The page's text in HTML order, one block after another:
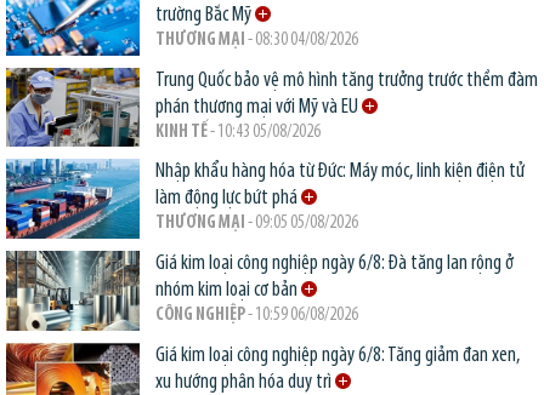
trường Bắc Mỹ
THƯƠNG MẠI - 08:30 04/08/2026
Trung Quốc bảo vệ mô hình tăng trưởng trước thềm đàm
phán thương mại với Mỹ và EU
KINH TẾ- 10:43 05/08/2026
Nhập khẩu hàng hóa từ Đức: Máy móc, linh kiện điện tử
làm động lực bứt phá
THƯƠNG MẠI - 09:05 05/08/2026
Giá kim loại công nghiệp ngày 6/8: Đà tăng lan rộng ở
nhóm kim loại cơ bản
CÔNG NGHIỆP- 10:59 06/08/2026
Giá kim loại công nghiệp ngày 6/8: Tăng giảm đan xen,
xu hướng phân hóa duy trì